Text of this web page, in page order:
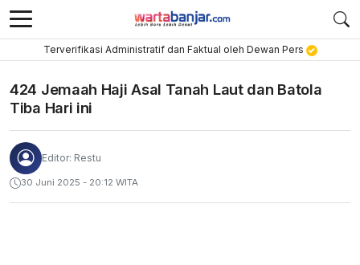
Terverifikasi Administratif dan Faktual oleh Dewan Pers
424 Jemaah Haji Asal Tanah Laut dan Batola
Tiba Hari ini
Editor: Restu
30 Juni 2025 - 20:12 WITA